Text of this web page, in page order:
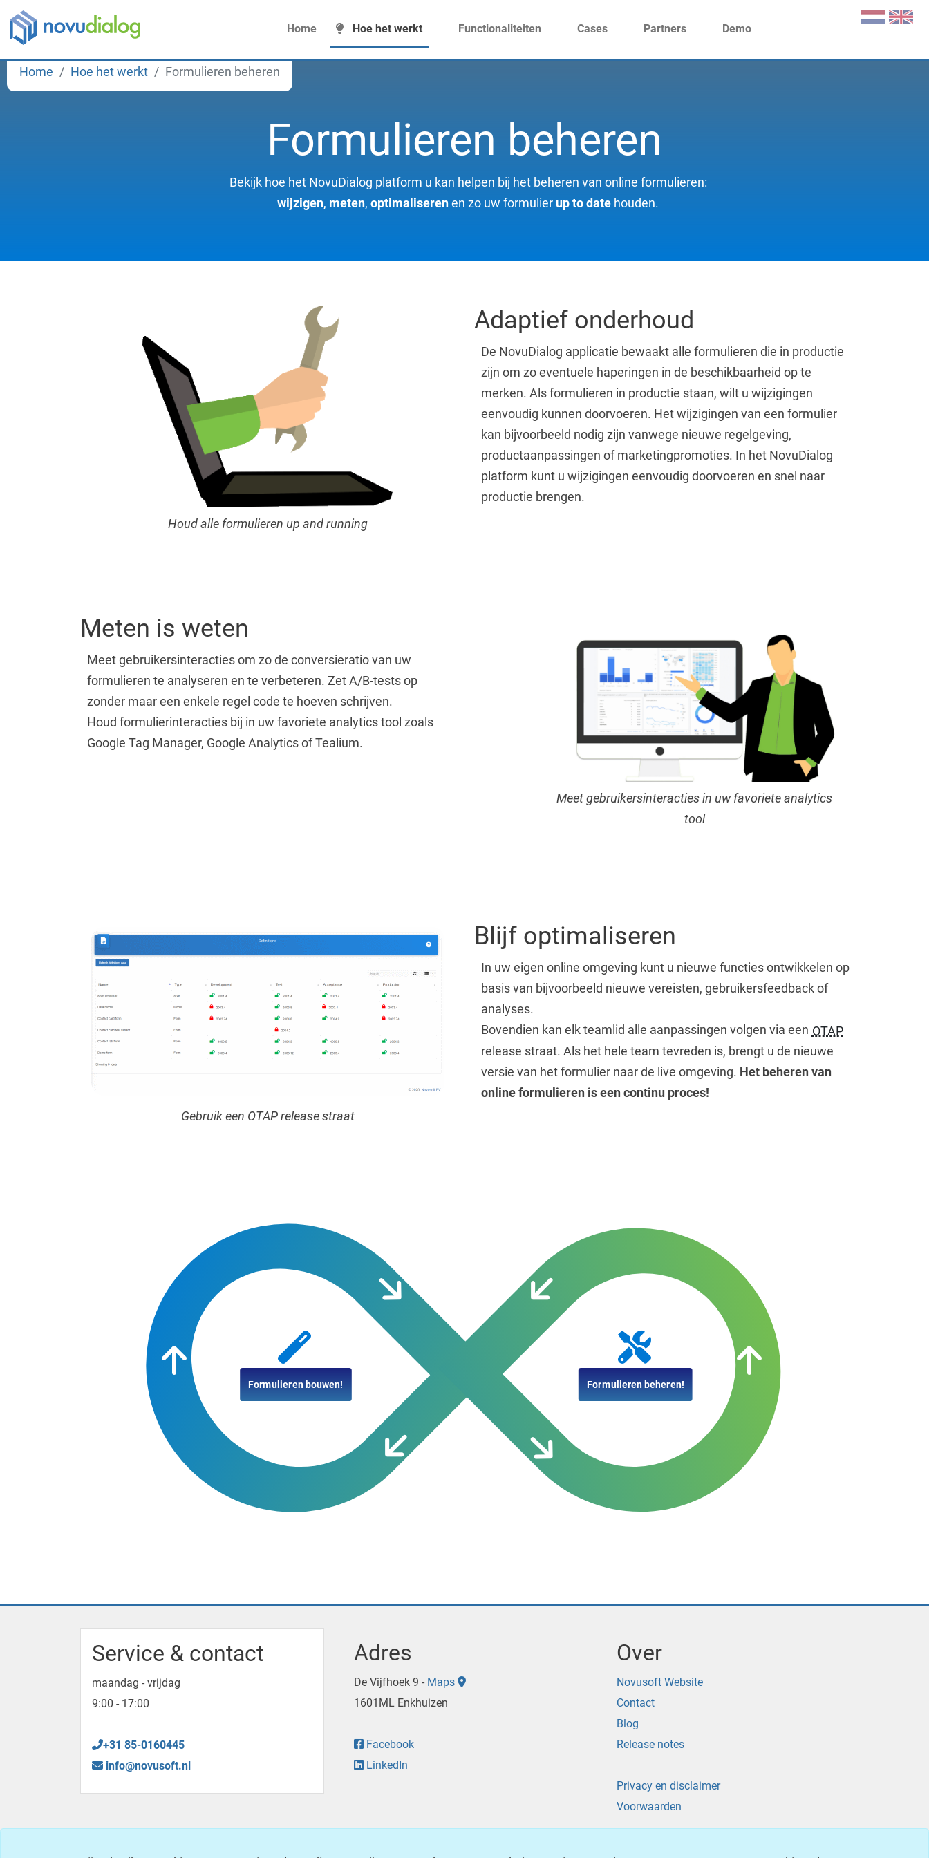
Home Hoe het werkt Functionaliteiten Cases Partners Demo
Home Hoe het werkt Formulieren beheren
Formulieren beheren
Bekijk hoe het NovuDialog platform u kan helpen bij het beheren van online formulieren:
wijzigen, meten, optimaliserenen zo uw formulier up to date houden.
Houd alle formulieren up and running
Adaptief onderhoud
De NovuDialog applicatie bewaakt alle formulieren die in productie
zijn om zo eventuele haperingen in de beschikbaarheid op te
merken. Als formulieren in productie staan, wilt u wijzigingen
eenvoudig kunnen doorvoeren. Het wijzigingen van een formulier
kan bijvoorbeeld nodig zijn vanwege nieuwe regelgeving,
productaanpassingen of marketingpromoties. In het NovuDialog
platform kunt u wijzigingen eenvoudig doorvoeren en snel naar
productie brengen.
Meten is weten
Meet gebruikersinteracties om zo de conversieratio van uw
formulieren te analyseren en te verbeteren. Zet A/B-tests op
zonder maar een enkele regel code te hoeven schrijven.
Houd formulierinteracties bij in uw favoriete analytics tool zoals
Google Tag Manager, Google Analytics of Tealium.
Meet gebruikersinteracties in uw favoriete analytics
tool
Gebruik een OTAP release straat
Blijf optimaliseren
In uw eigen online omgeving kunt u nieuwe functies ontwikkelen op
basis van bijvoorbeeld nieuwe vereisten, gebruikersfeedback of
analyses.
Bovendien kan elk teamlid alle aanpassingen volgen via een OTAP
release straat. Als het hele team tevreden is, brengt u de nieuwe
versie van het formulier naar de live omgeving. Het beheren van
online formulieren is een continu proces!
Formulieren bouwen! Formulieren beheren!
Service & contact
maandag - vrijdag
9:00 - 17:00
+31 85-0160445
info@novusoft.nl
Adres
De Vijfhoek 9 - Maps
1601ML Enkhuizen
Facebook
LinkedIn
Over
Novusoft Website
Contact
Blog
Release notes
Privacy en disclaimer
Voorwaarden